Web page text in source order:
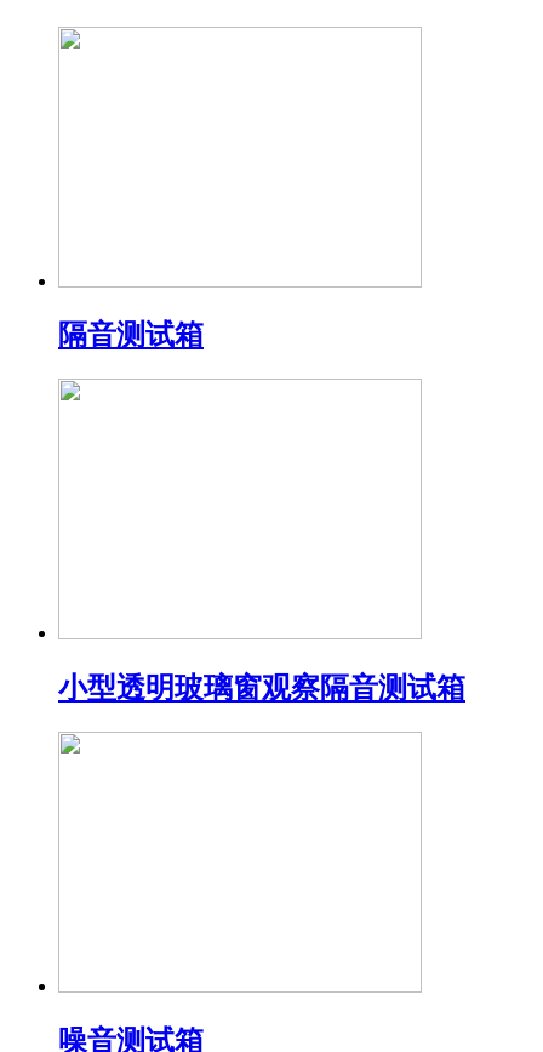
隔音测试箱
小型透明玻璃窗观察隔音测试箱
噪音测试箱